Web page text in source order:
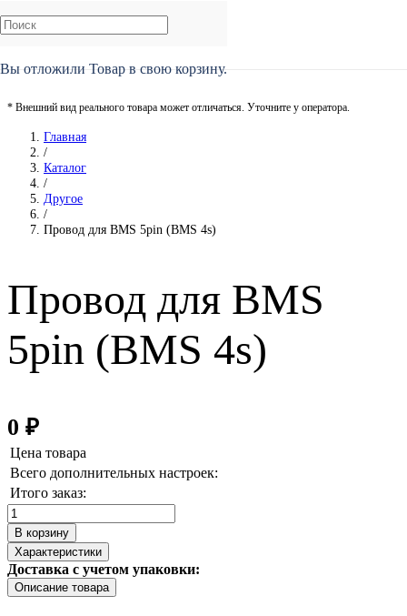
Вы отложили Товар в свою корзину.
* Внешний вид реального товара может отличаться. Уточните у оператора.
Главная
/
Каталог
/
Другое
/
Провод для BMS 5pin (BMS 4s)
Провод для BMS
5pin (BMS 4s)
0 ₽
Цена товара
Всего дополнительных настроек:
Итого заказ:
Количество
товара
Провод
для
BMS
5pin
В корзину
Характеристики
Доставка с учетом упаковки:
Описание товара